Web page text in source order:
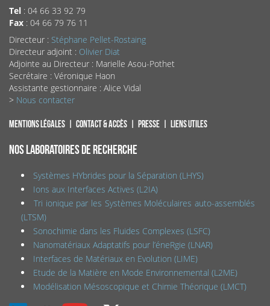
Tel : 04 66 33 92 79
Fax : 04 66 79 76 11
Directeur : Stéphane Pellet-Rostaing
Directeur adjoint : Olivier Diat
Adjointe au Directeur : Marielle Asou-Pothet
Secrétaire : Véronique Haon
Assistante gestionnaire : Alice Vidal
> Nous contacter
Mentions légales Contact & accès Presse Liens utiles
NOS LABORATOIRES DE RECHERCHE
Systèmes HYbrides pour la Séparation (LHYS)
Ions aux Interfaces Actives (L2IA)
Tri ionique par les Systèmes Moléculaires auto-assemblés
(LTSM)
Sonochimie dans les Fluides Complexes (LSFC)
Nanomatériaux Adaptatifs pour l’éneRgie (LNAR)
Interfaces de Matériaux en Evolution (LIME)
Etude de la Matière en Mode Environnemental (L2ME)
Modélisation Mésoscopique et Chimie Théorique (LMCT)